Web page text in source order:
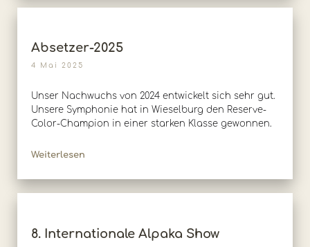
Absetzer-2025
4 Mai 2025
Unser Nachwuchs von 2024 entwickelt sich sehr gut.
Unsere Symphonie hat in Wieselburg den Reserve-
Color-Champion in einer starken Klasse gewonnen.
Weiterlesen
8. Internationale Alpaka Show